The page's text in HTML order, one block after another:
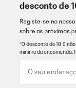
desconto de
Registe-se na
sobre as próximas
*O desconto de 10 €
mínimo da encomenda: